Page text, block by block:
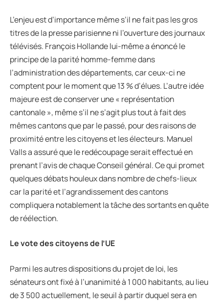
L’enjeu est d’importance même s’il ne fait pas les gros
titres de la presse parisienne ni l’ouverture des journaux
télévisés. François Hollande lui-même a énoncé le
principe de la parité homme-femme dans
l’administration des départements, car ceux-ci ne
comptent pour le moment que 13 % d’élues. L’autre idée
majeure est de conserver une « représentation
cantonale », même s’il ne s’agit plus tout à fait des
mêmes cantons que par le passé, pour des raisons de
proximité entre les citoyens et les électeurs. Manuel
Valls a assuré que le redécoupage serait effectué en
prenant l’avis de chaque Conseil général. Ce qui promet
quelques débats houleux dans nombre de chefs-lieux
car la parité et l’agrandissement des cantons
compliquera notablement la tâche des sortants en quête
de réélection.
Le vote des citoyens de l’UE
Parmi les autres dispositions du projet de loi, les
sénateurs ont fixé à l’unanimité à 1 000 habitants, au lieu
de 3 500 actuellement, le seuil à partir duquel sera en